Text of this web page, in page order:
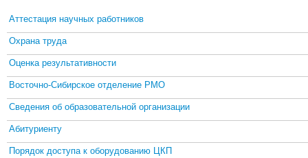
Аттестация научных работников
Охрана труда
Оценка результативности
Восточно-Сибирское отделение РМО
Сведения об образовательной организации
Абитуриенту
Порядок доступа к оборудованию ЦКП